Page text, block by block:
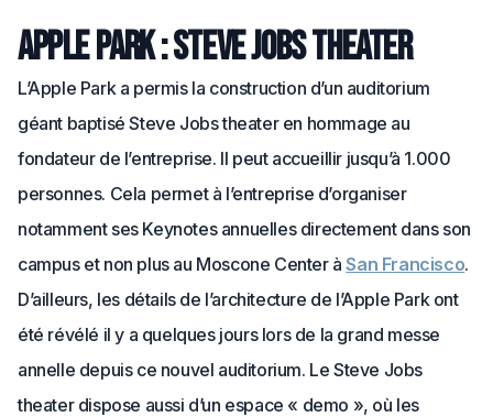
Apple Park : Steve Jobs theater
L’Apple Park a permis la construction d’un auditorium
géant baptisé Steve Jobs theater en hommage au
fondateur de l’entreprise. Il peut accueillir jusqu’à 1.000
personnes. Cela permet à l’entreprise d’organiser
notamment ses Keynotes annuelles directement dans son
campus et non plus au Moscone Center àSan Francisco.
D’ailleurs, les détails de l’architecture de l’Apple Park ont
été révélé il y a quelques jours lors de la grand messe
annelle depuis ce nouvel auditorium. Le Steve Jobs
theater dispose aussi d’un espace « demo », où les